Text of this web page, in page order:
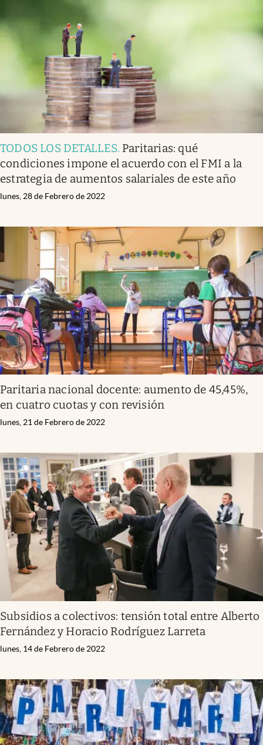
TODOS LOS DETALLES. Paritarias: qué
condiciones impone el acuerdo con el FMI a la
estrategia de aumentos salariales de este año
lunes, 28 de Febrero de 2022
Paritaria nacional docente: aumento de 45,45%,
en cuatro cuotas y con revisión
lunes, 21 de Febrero de 2022
Subsidios a colectivos: tensión total entre Alberto
Fernández y Horacio Rodríguez Larreta
lunes, 14 de Febrero de 2022